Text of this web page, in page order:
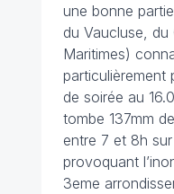
une bonne
du Vaucluse,
Maritimes)
particulièrement
de soirée au
tombe 137mm
entre 7 et 8h
provoquant
3eme